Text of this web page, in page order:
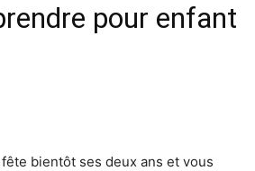
pour enfant
bientôt ses deux ans et vous